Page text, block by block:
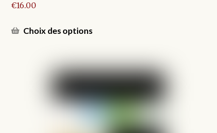
€16.00
Choix des optionsCe
plusieurs
variations.
options